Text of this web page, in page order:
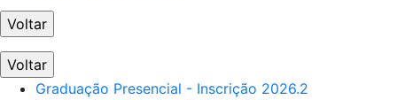
Voltar
Voltar
Graduação Presencial - Inscrição 2026.2